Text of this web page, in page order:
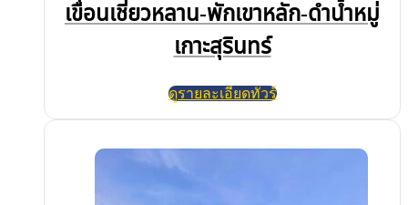
เขื่อนเชี่ยวหลาน-พักเขาหลัก-ดำน้ำหมู่
เกาะสุรินทร์
ดูรายละเอียดทัวร์